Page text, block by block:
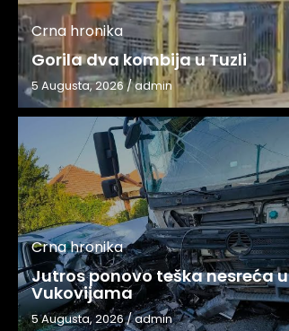
Crna hronika
Gorila dva kombija u Tuzli
5 Augusta, 2026/admin
Crna hronika
Jutros ponovo teška nesreća u
Vukovijama
5 Augusta, 2026/admin